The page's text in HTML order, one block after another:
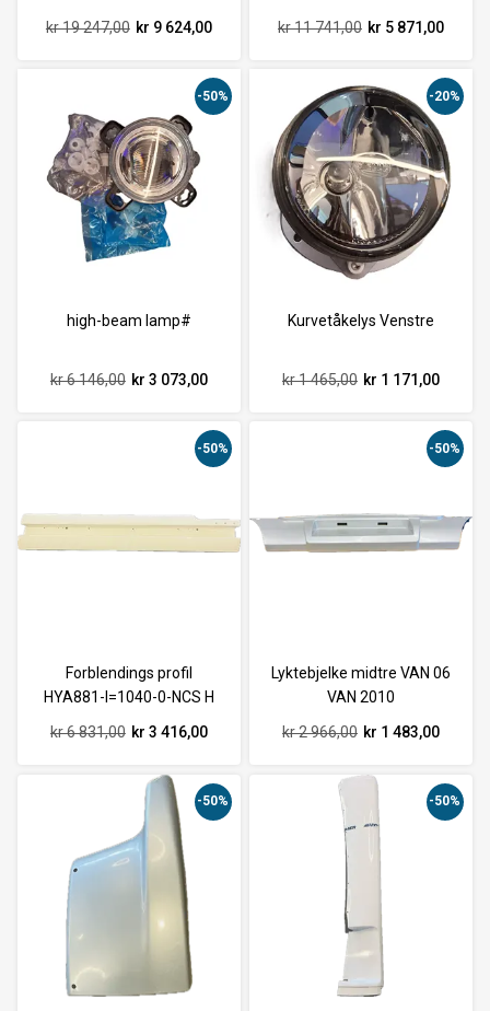
kr 19 247,00 kr 9 624,00 kr 11 741,00 kr 5 871,00
high-beam lamp#
-50%
kr 6 146,00 kr 3 073,00
Kurvetåkelys Venstre
-20%
kr 1 465,00 kr 1 171,00
Forblendings profil
HYA881-l=1040-0-NCS H
-50%
kr 6 831,00 kr 3 416,00
Lyktebjelke midtre VAN 06
VAN 2010
-50%
kr 2 966,00 kr 1 483,00
-50% -50%